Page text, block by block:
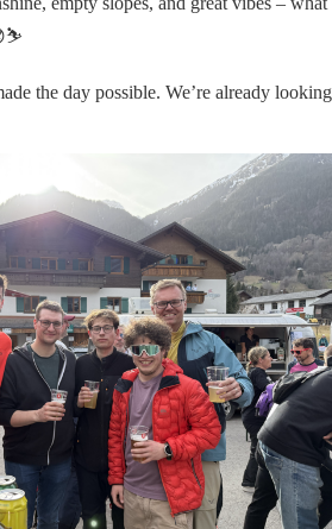
the day possible. We’re already looking